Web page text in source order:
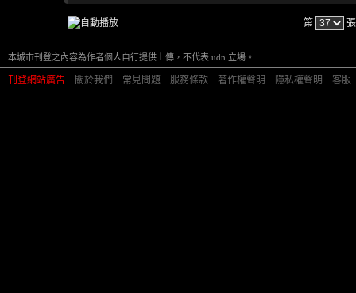
第
本城市刊登之內容為作者個人自行提供上傳，不代表 udn 立場。
刊登網站廣告 關於我們 常見問題 服務條款 著作權聲明 隱私權聲明 客服